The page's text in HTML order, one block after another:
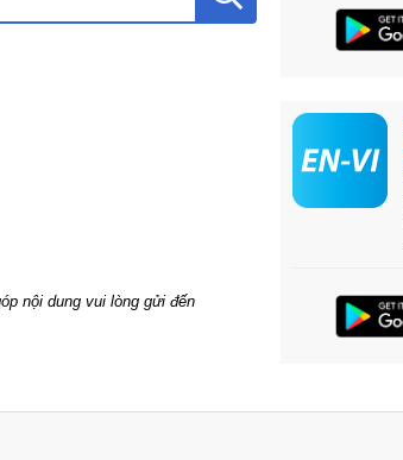
nội dung vui lòng gửi đến